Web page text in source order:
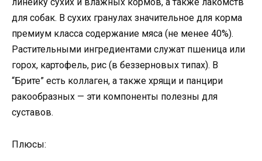
линейку сухих и влажных кормов, а также лакомств
для собак. В сухих гранулах значительное для корма
премиум класса содержание мяса (не менее 40%).
Растительными ингредиентами служат пшеница или
горох, картофель, рис (в беззерновых типах). В
“Брите” есть коллаген, а также хрящи и панцири
ракообразных — эти компоненты полезны для
суставов.
Плюсы: